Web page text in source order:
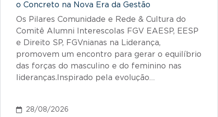
o Concreto na Nova Era da Gestão
Os Pilares Comunidade e Rede & Cultura do
Comitê Alumni Interescolas FGV EAESP, EESP
e Direito SP, FGVnianas na Liderança,
promovem um encontro para gerar o equilíbrio
das forças do masculino e do feminino nas
lideranças.Inspirado pela evolução…
28/08/2026